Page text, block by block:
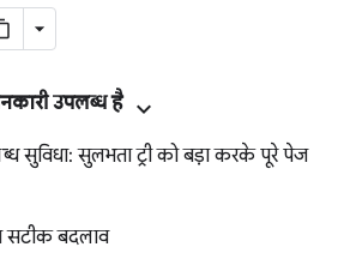
उपलब्ध है
सुलभता ट्री को बड़ा करके पूरे पेज
सटीक बदलाव